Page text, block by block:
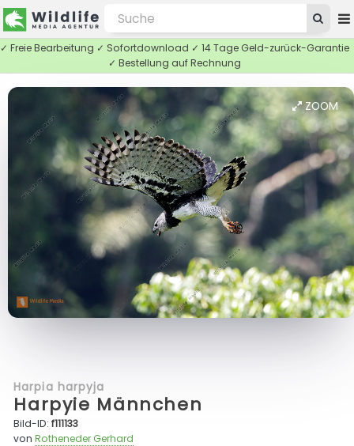
✓ Freie Bearbeitung ✓ Sofortdownload ✓ 14 Tage Geld-zurück-Garantie
✓ Bestellung auf Rechnung
ZOOM
Harpia harpyja
Harpyie Männchen
Bild-ID:f111133
vonRotheneder Gerhard